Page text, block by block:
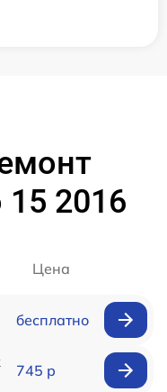
15 2016
Цена
бесплатно
745 р